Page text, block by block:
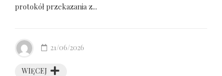
protokół przekazania z...
WIĘCEJ
21/06/2026